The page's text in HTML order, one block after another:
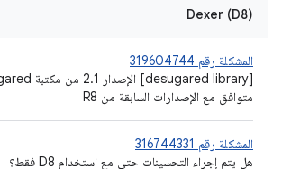
Dexer (D8)
المشكلة رقم 319604744
متوافق مع الإصدارات السابقة من R8
المشكلة رقم 316744331
هل يتم إجراء التحسينات حتى مع استخدام D8 فقط؟